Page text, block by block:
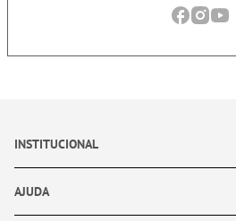
INSTITUCIONAL
AJUDA